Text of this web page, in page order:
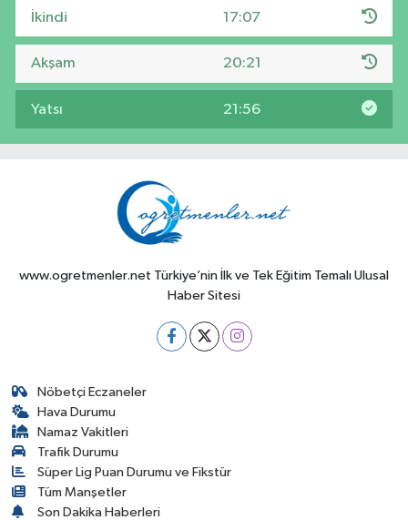
İkindi 17:07
Akşam 20:21
Yatsı 21:56
www.ogretmenler.net Türkiye’nin İlk ve Tek Eğitim Temalı Ulusal
Haber Sitesi
Nöbetçi Eczaneler
Hava Durumu
Namaz Vakitleri
Trafik Durumu
Süper Lig Puan Durumu ve Fikstür
Tüm Manşetler
Son Dakika Haberleri